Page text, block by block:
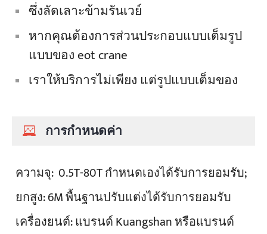
ซึ่งลัดเลาะข้ามรันเวย์
หากคุณต้องการส่วนประกอบแบบเต็มรูป
แบบของ eot crane
เราให้บริการไม่เพียง แต่รูปแบบเต็มของ
การกำหนดค่า
ความจุ: 0.5T-80T กำหนดเองได้รับการยอมรับ;
ยกสูง:6M พื้นฐานปรับแต่งได้รับการยอมรับ
เครื่องยนต์:แบรนด์ Kuangshan หรือแบรนด์